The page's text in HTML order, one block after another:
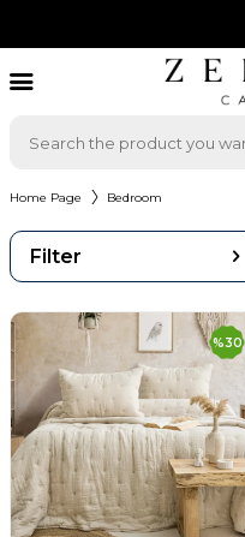
Home Page Bedroom
Filter
%30